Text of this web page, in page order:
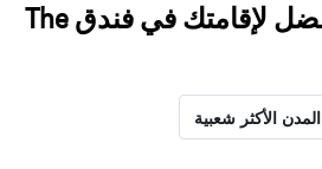
اعثر على نتائج أفضل لإقامتك في فندق The
المدن الأكثر شعبية